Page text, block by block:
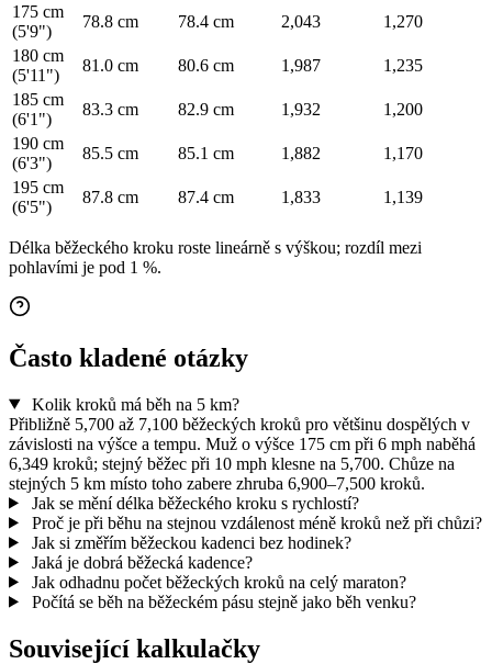
175 cm
(5'9")
78.8 cm 78.4 cm 2,043
1,270
180 cm
(5'11")
81.0 cm 80.6 cm 1,987
1,235
185 cm
(6'1")
83.3 cm 82.9 cm 1,932
1,200
190 cm
(6'3")
85.5 cm 85.1 cm 1,882
1,170
195 cm
(6'5")
87.8 cm 87.4 cm 1,833 1,139
Délka běžeckého kroku roste lineárně s výškou; rozdíl mezi
pohlavími je pod 1 %.
Často kladené otázky
Kolik kroků má běh na 5 km?
Přibližně 5,700 až 7,100 běžeckých kroků pro většinu dospělých v
závislosti na výšce a tempu. Muž o výšce 175 cm při 6 mph naběhá
6,349 kroků; stejný běžec při 10 mph klesne na 5,700. Chůze na
stejných 5 km místo toho zabere zhruba 6,900–7,500 kroků.
Jak se mění délka běžeckého kroku s rychlostí?
Proč je při běhu na stejnou vzdálenost méně kroků než při chůzi?
Jak si změřím běžeckou kadenci bez hodinek?
Jaká je dobrá běžecká kadence?
Jak odhadnu počet běžeckých kroků na celý maraton?
Počítá se běh na běžeckém pásu stejně jako běh venku?
Související kalkulačky